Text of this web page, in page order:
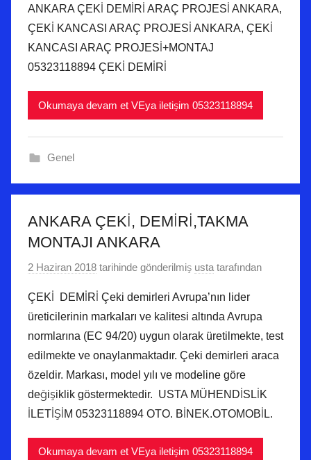
ANKARA ÇEKİ DEMİRİ ARAÇ PROJESİ ANKARA,
ÇEKİ KANCASI ARAÇ PROJESİ ANKARA, ÇEKİ
KANCASI ARAÇ PROJESİ+MONTAJ
05323118894 ÇEKİ DEMİRİ
Okumaya devam et VEya iletişim 05323118894
Genel
ANKARA ÇEKİ, DEMİRİ,TAKMA
MONTAJI ANKARA
2 Haziran 2018 tarihinde gönderilmiş usta tarafından
ÇEKİ DEMİRİ Çeki demirleri Avrupa’nın lider
üreticilerinin markaları ve kalitesi altında Avrupa
normlarına (EC 94/20) uygun olarak üretilmekte, test
edilmekte ve onaylanmaktadır. Çeki demirleri araca
özeldir. Markası, model yılı ve modeline göre
değişiklik göstermektedir. USTA MÜHENDİSLİK
İLETİŞİM 05323118894 OTO. BİNEK.OTOMOBİL.
Okumaya devam et VEya iletişim 05323118894